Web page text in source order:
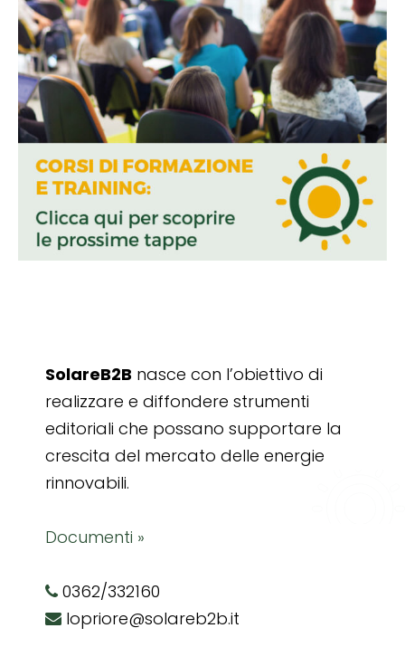
SolareB2B nasce con l’obiettivo di
realizzare e diffondere strumenti
editoriali che possano supportare la
crescita del mercato delle energie
rinnovabili.
Documenti »
0362/332160
lopriore@solareb2b.it